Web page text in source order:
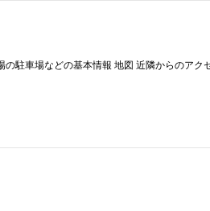
駐車場などの基本情報 地図 近隣からのア